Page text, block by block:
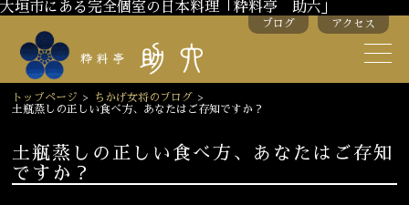
大垣市にある完全個室の日本料理「粋料亭 助六」
ブログ アクセス
トップページ > ちかげ女将のブログ >
土瓶蒸しの正しい食べ方、あなたはご存知ですか？
土瓶蒸しの正しい食べ方、あなたはご存知
ですか？
スタッフ紹介
季節のお料理 お弁当